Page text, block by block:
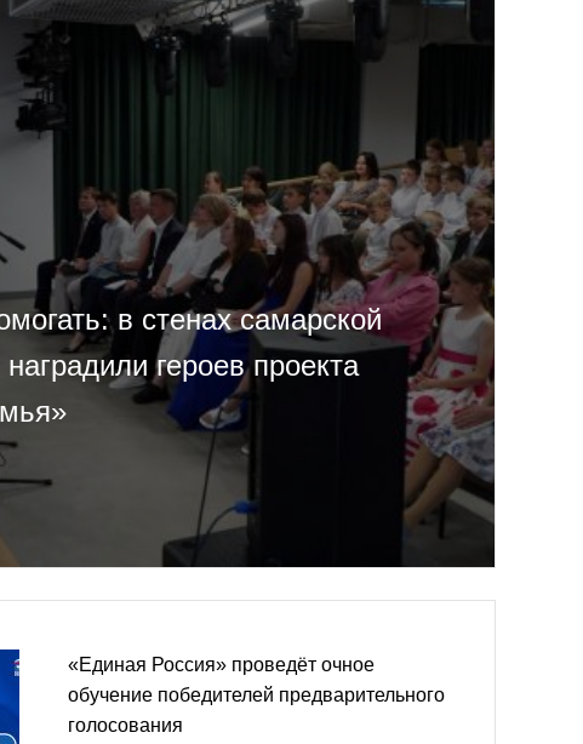
в стенах самарской
героев проекта
«Единая Россия» проведёт очное
обучение победителей предварительного
голосования